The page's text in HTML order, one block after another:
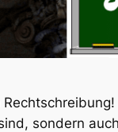
sondern